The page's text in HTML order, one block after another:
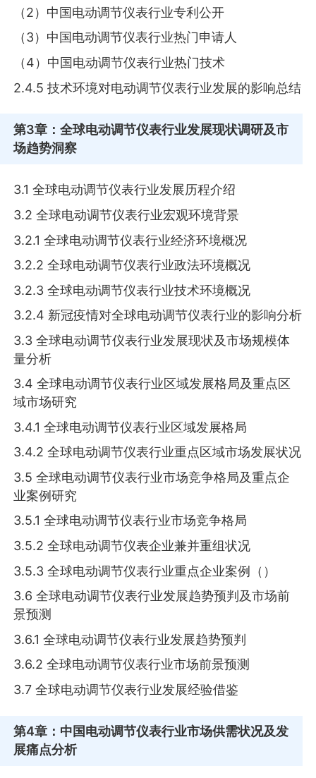
（2）中国电动调节仪表行业专利公开
（3）中国电动调节仪表行业热门申请人
（4）中国电动调节仪表行业热门技术
2.4.5 技术环境对电动调节仪表行业发展的影响总结
第3章 ：全球电动调节仪表行业发展现状调研及市
场趋势洞察
3.1 全球电动调节仪表行业发展历程介绍
3.2 全球电动调节仪表行业宏观环境背景
3.2.1 全球电动调节仪表行业经济环境概况
3.2.2 全球电动调节仪表行业政法环境概况
3.2.3 全球电动调节仪表行业技术环境概况
3.2.4 新冠疫情对全球电动调节仪表行业的影响分析
3.3 全球电动调节仪表行业发展现状及市场规模体
量分析
3.4 全球电动调节仪表行业区域发展格局及重点区
域市场研究
3.4.1 全球电动调节仪表行业区域发展格局
3.4.2 全球电动调节仪表行业重点区域市场发展状况
3.5 全球电动调节仪表行业市场竞争格局及重点企
业案例研究
3.5.1 全球电动调节仪表行业市场竞争格局
3.5.2 全球电动调节仪表企业兼并重组状况
3.5.3 全球电动调节仪表行业重点企业案例（）
3.6 全球电动调节仪表行业发展趋势预判及市场前
景预测
3.6.1 全球电动调节仪表行业发展趋势预判
3.6.2 全球电动调节仪表行业市场前景预测
3.7 全球电动调节仪表行业发展经验借鉴
第4章 ：中国电动调节仪表行业市场供需状况及发
展痛点分析